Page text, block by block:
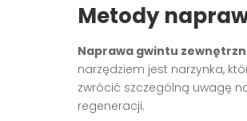
Metody
Naprawa gwintu
narzędziem jest narzynka,
zwrócić szczególną uwagę
regeneracji.